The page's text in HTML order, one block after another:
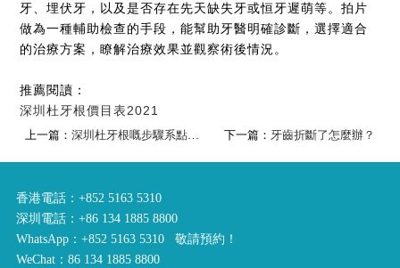
牙、埋伏牙，以及是否存在先天缺失牙或恒牙遲萌等。拍片
做為一種輔助檢查的手段，能幫助牙醫明確診斷，選擇適合
的治療方案，瞭解治療效果並觀察術後情況。
推薦閱讀：
深圳杜牙根價目表2021
上一篇：深圳杜牙根嘅步驟系點樣嘅咧？ 下一篇： 牙齒折斷了怎麼辦？
香港電話：+852 5163 5310
深圳電話：+86 134 1885 8800
WhatsApp：+852 5163 5310 敬請預約！
WeChat：86 134 1885 8800